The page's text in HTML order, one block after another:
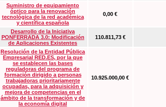
Suministro de equipamiento
óptico para la renovación
tecnológica de la red académica
y científica española
0,00 €
Desarrollo de la Iniciativa
PONFERRADA 3.0: Modificación
de Aplicaciones Existentes
110.811,73 €
Resolución de la Entidad Pública
Empresarial RED.ES, por la que
se establecen las bases
reguladoras del programa de
formación dirigido a personas
trabajadoras prioritariamente
ocupadas, para la adquisición y
mejora de competencias en el
ámbito de la transformación y de
la economía digital
10.925.000,00 €